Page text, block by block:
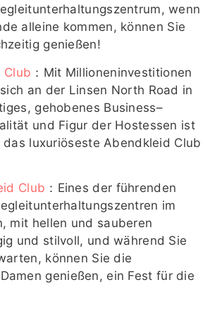
wenn
alleine kommen, können Sie
genießen!
Club ：Mit Millioneninvestitionen
an der Linsen North Road in
gehobenes Business–
und Figur der Hostessen ist
luxuriöseste Abendkleid Club
Club ：Eines der führenden
im
mit hellen und sauberen
und stilvoll, und während Sie
können Sie die
genießen, ein Fest für die